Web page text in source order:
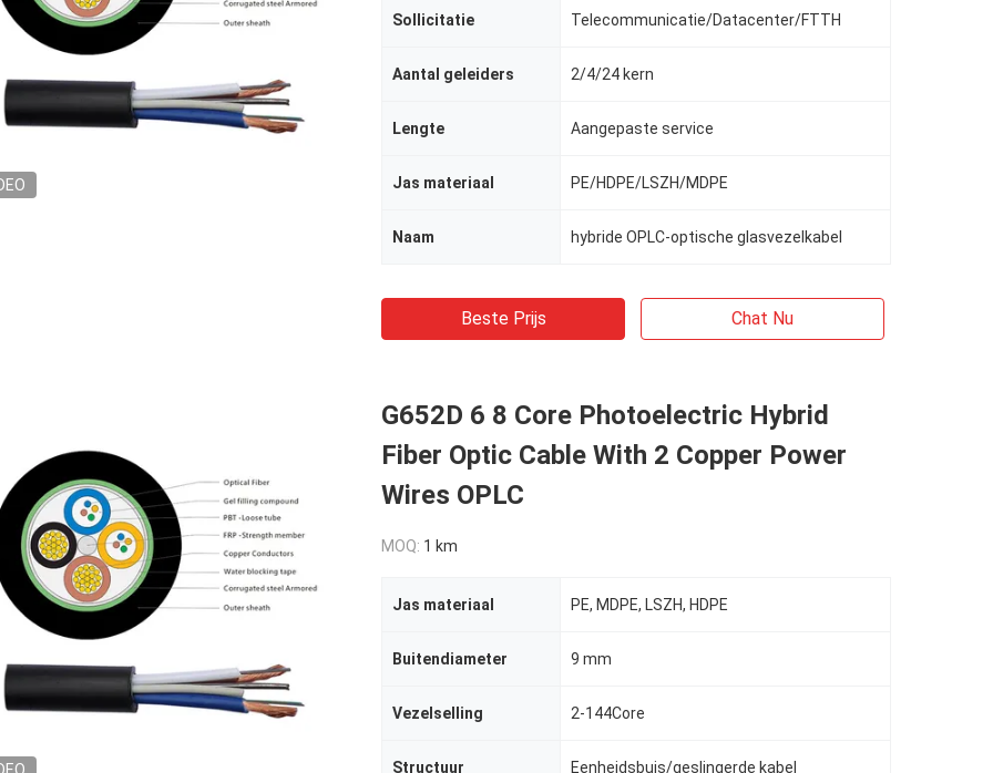
Sollicitatie Telecommunicatie/Datacenter/FTTH
Aantal geleiders 2/4/24 kern
Lengte Aangepaste service
Jas materiaal PE/HDPE/LSZH/MDPE
Naam hybride OPLC-optische glasvezelkabel
Beste Prijs Chat Nu
G652D 6 8 Core Photoelectric Hybrid
Fiber Optic Cable With 2 Copper Power
Wires OPLC
MOQ: 1 km
Jas materiaal PE, MDPE, LSZH, HDPE
Buitendiameter 9 mm
Vezelselling 2-144Core
Structuur Eenheidsbuis/geslingerde kabel